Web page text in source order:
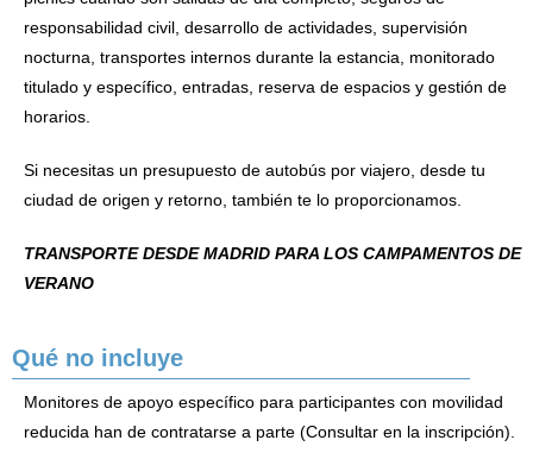
responsabilidad civil, desarrollo de actividades, supervisión
nocturna, transportes internos durante la estancia, monitorado
titulado y específico, entradas, reserva de espacios y gestión de
horarios.
Si necesitas un presupuesto de autobús por viajero, desde tu
ciudad de origen y retorno, también te lo proporcionamos.
TRANSPORTE DESDE MADRID PARA LOS CAMPAMENTOS DE
VERANO
Qué no incluye
Monitores de apoyo específico para participantes con movilidad
reducida han de contratarse a parte (Consultar en la inscripción).